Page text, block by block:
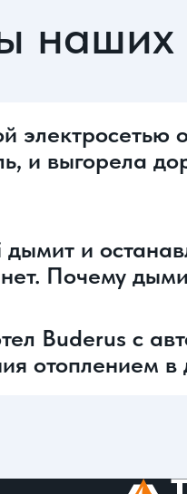
наших
электросетью
и выгорела
и
Почему
Buderus с
отоплением